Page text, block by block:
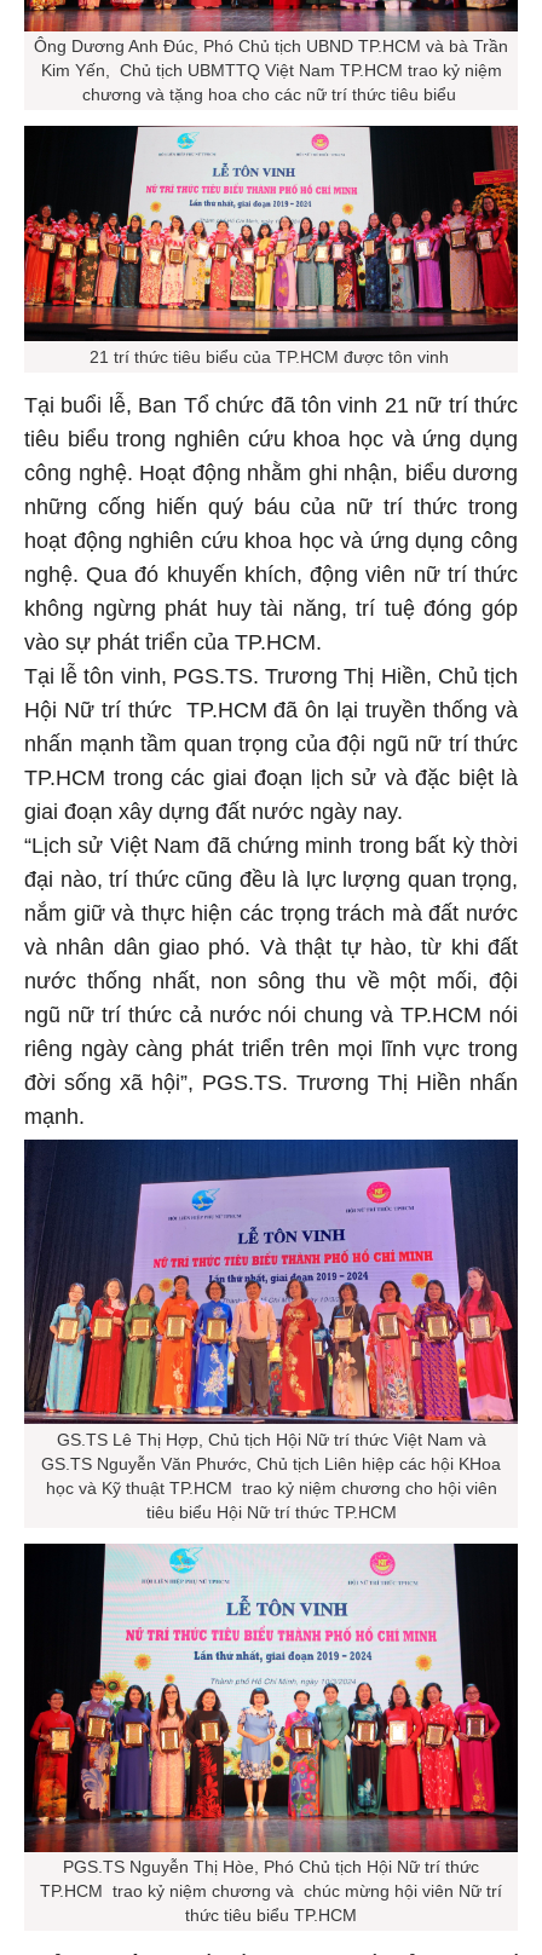
Ông Dương Anh Đúc, Phó Chủ tịch UBND TP.HCM và bà Trần
Kim Yến, Chủ tịch UBMTTQ Việt Nam TP.HCM trao kỷ niệm
chương và tặng hoa cho các nữ trí thức tiêu biểu
21 trí thức tiêu biểu của TP.HCM được tôn vinh
Tại buổi lễ, Ban Tổ chức đã tôn vinh 21 nữ trí thức
tiêu biểu trong nghiên cứu khoa học và ứng dụng
công nghệ. Hoạt động nhằm ghi nhận, biểu dương
những cống hiến quý báu của nữ trí thức trong
hoạt động nghiên cứu khoa học và ứng dụng công
nghệ. Qua đó khuyến khích, động viên nữ trí thức
không ngừng phát huy tài năng, trí tuệ đóng góp
vào sự phát triển của TP.HCM.
Tại lễ tôn vinh, PGS.TS. Trương Thị Hiền, Chủ tịch
Hội Nữ trí thức TP.HCM đã ôn lại truyền thống và
nhấn mạnh tầm quan trọng của đội ngũ nữ trí thức
TP.HCM trong các giai đoạn lịch sử và đặc biệt là
giai đoạn xây dựng đất nước ngày nay.
“Lịch sử Việt Nam đã chứng minh trong bất kỳ thời
đại nào, trí thức cũng đều là lực lượng quan trọng,
nắm giữ và thực hiện các trọng trách mà đất nước
và nhân dân giao phó. Và thật tự hào, từ khi đất
nước thống nhất, non sông thu về một mối, đội
ngũ nữ trí thức cả nước nói chung và TP.HCM nói
riêng ngày càng phát triển trên mọi lĩnh vực trong
đời sống xã hội”, PGS.TS. Trương Thị Hiền nhấn
mạnh.
GS.TS Lê Thị Hợp, Chủ tịch Hội Nữ trí thức Việt Nam và
GS.TS Nguyễn Văn Phước, Chủ tịch Liên hiệp các hội KHoa
học và Kỹ thuật TP.HCM trao kỷ niệm chương cho hội viên
tiêu biểu Hội Nữ trí thức TP.HCM
PGS.TS Nguyễn Thị Hòe, Phó Chủ tịch Hội Nữ trí thức
TP.HCM trao kỷ niệm chương và chúc mừng hội viên Nữ trí
thức tiêu biểu TP.HCM